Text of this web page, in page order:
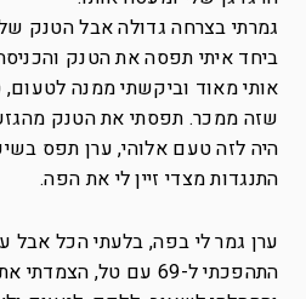
גמרתי בצרחה גדולה אבל הטנק
ביחד איתי תפסה את הטנק
אותי מאוד וביקשתי ממנה לטעום,
שזה ממכר. תפסתי את הטנק
היה לזה טעם אלוהי, ערן תפס
התנגדות מצדי זיין לי את הפה.
ערן גמר לי בפה, בלעתי הכל אבל
התהפכתי ל-69 עם טל,